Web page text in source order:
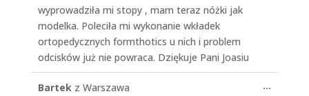
wyprowadziła mi stopy , mam teraz nóżki jak
modelka. Poleciła mi wykonanie wkładek
ortopedycznych formthotics u nich i problem
odcisków już nie powraca. Dziękuje Pani Joasiu
Bartek z Warszawa
...